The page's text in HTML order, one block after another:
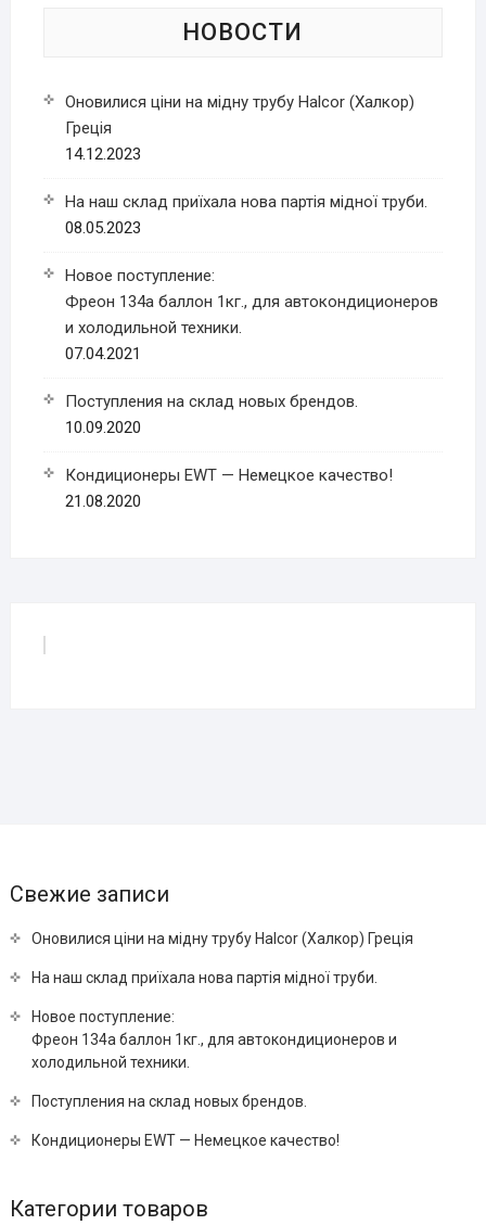
НОВОСТИ
Оновилися ціни на мідну трубу Halcor (Халкор)
Греція
14.12.2023
На наш склад приїхала нова партія мідної труби.
08.05.2023
Новое поступление:
Фреон 134a баллон 1кг., для автокондиционеров
и холодильной техники.
07.04.2021
Поступления на склад новых брендов.
10.09.2020
Кондиционеры EWT — Немецкое качество!
21.08.2020
Свежие записи
Оновилися ціни на мідну трубу Halcor (Халкор) Греція
На наш склад приїхала нова партія мідної труби.
Новое поступление:
Фреон 134a баллон 1кг., для автокондиционеров и
холодильной техники.
Поступления на склад новых брендов.
Кондиционеры EWT — Немецкое качество!
Категории товаров